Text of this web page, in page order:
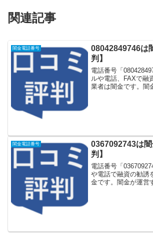
関連記事
闇金電話番号
08042849746は
判】
電話番号「
ルや電話、FAXで融
業者は闇金です。闇
闇金電話番号
0367092743は
判】
電話番号「
や電話で融資の勧誘
金です。闇金が運営